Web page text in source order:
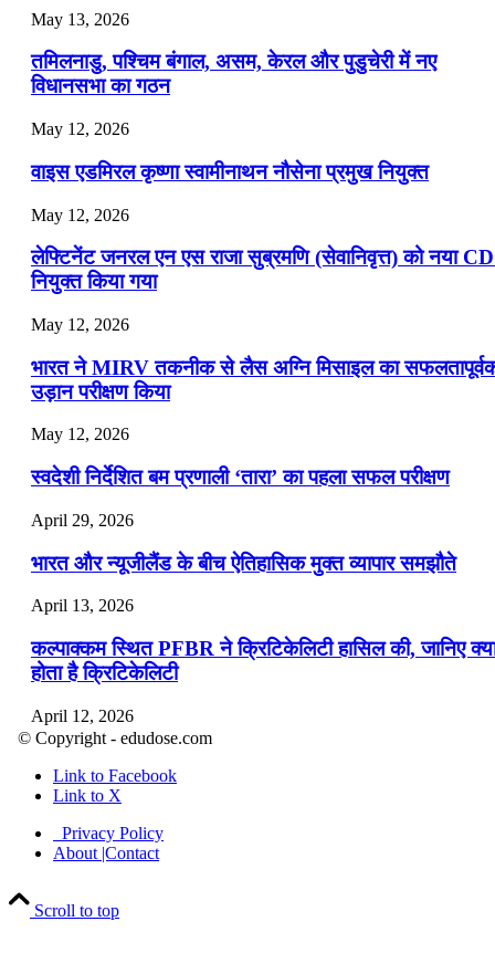
July 19, 2026
📝 डेली करेंट अफेयर्स: 16-18 जुलाई 2026
May 13, 2026
तमिलनाडु, पश्चिम बंगाल, असम, केरल और पुडुचेरी में नए
विधानसभा का गठन
May 12, 2026
वाइस एडमिरल कृष्णा स्वामीनाथन नौसेना प्रमुख नियुक्त
May 12, 2026
लेफ्टिनेंट जनरल एन एस राजा सुब्रमणि (सेवानिवृत्त) को नया
नियुक्त किया गया
May 12, 2026
भारत ने MIRV तकनीक से लैस अग्नि मिसाइल का
उड़ान परीक्षण किया
May 12, 2026
स्वदेशी निर्देशित बम प्रणाली ‘तारा’ का पहला सफल परीक्षण
April 29, 2026
भारत और न्यूजीलैंड के बीच ऐतिहासिक मुक्त व्यापार समझौते
April 13, 2026
कल्पाक्कम स्थित PFBR ने क्रिटिकेलिटी हासिल की, जानिए
होता है क्रिटिकेलिटी
April 12, 2026
April 9, 2026
नासा का आर्टेमिस-2 मिशन: मनुष्य एक बार फिर से चंद्रमा के
पहुंचा
April 7, 2026
© Copyright - edudose.com
Link to Facebook
Link to X
Privacy Policy
About |Contact
Scroll to top